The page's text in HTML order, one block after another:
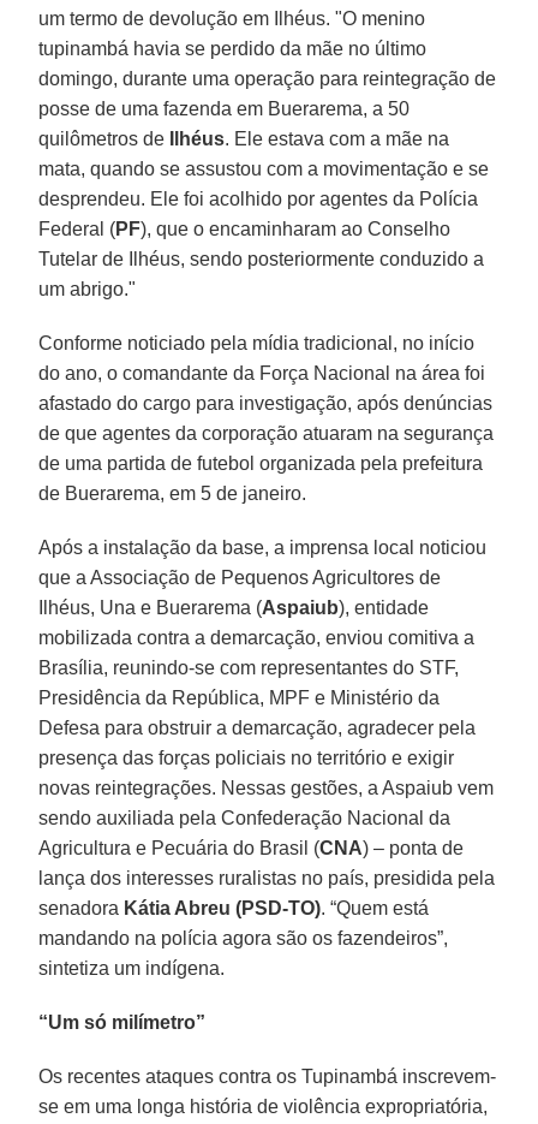
um termo de devolução em Ilhéus. "O menino
tupinambá havia se perdido da mãe no último
domingo, durante uma operação para reintegração de
posse de uma fazenda em Buerarema, a 50
quilômetros de
Ilhéus. Ele estava com a mãe na
mata, quando se assustou com a movimentação e se
desprendeu. Ele foi acolhido por agentes da Polícia
Federal (PF), que o encaminharam ao Conselho
Tutelar de Ilhéus, sendo posteriormente conduzido a
um abrigo."
Conforme noticiado pela mídia tradicional, no início
do ano, o comandante da Força Nacional na área foi
afastado do cargo para investigação, após denúncias
de que agentes da corporação atuaram na segurança
de uma partida de futebol organizada pela prefeitura
de Buerarema, em 5 de janeiro.
Após a instalação da base, a imprensa local noticiou
que a Associação de Pequenos Agricultores de
Ilhéus, Una e Buerarema (Aspaiub), entidade
mobilizada contra a demarcação, enviou comitiva a
Brasília, reunindo-se com representantes do STF,
Presidência da República, MPF e Ministério da
Defesa para obstruir a demarcação, agradecer pela
presença das forças policiais no território e exigir
novas reintegrações. Nessas gestões, a Aspaiub vem
sendo auxiliada pela Confederação Nacional da
Agricultura e Pecuária do Brasil (CNA) – ponta de
lança dos interesses ruralistas no país, presidida pela
senadora Kátia Abreu (PSD-TO). “Quem está
mandando na polícia agora são os fazendeiros”,
sintetiza um indígena.
“Um só milímetro”
Os recentes ataques contra os Tupinambá inscrevem-
se em uma longa história de violência expropriatória,